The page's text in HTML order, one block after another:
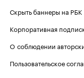
Скрыть баннеры на РБК
Корпоративная
О соблюдении
Пользовательское